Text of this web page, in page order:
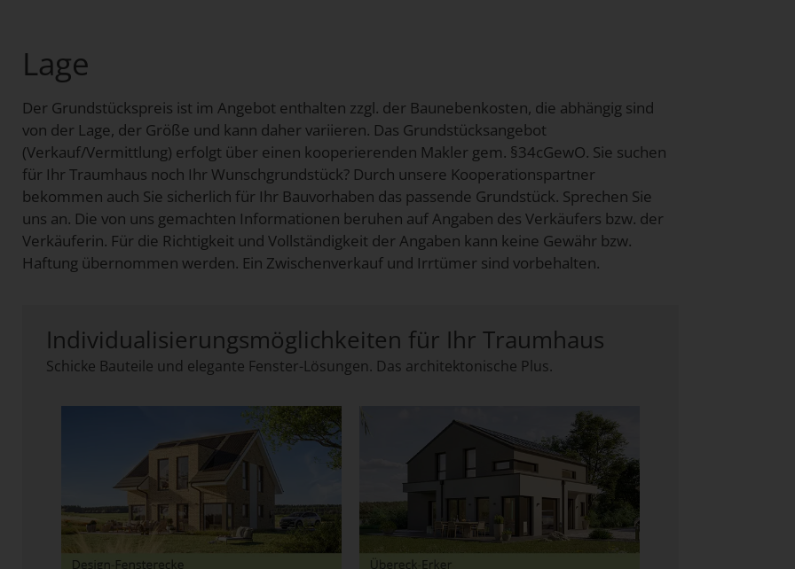
Lage
Der Grundstückspreis ist im Angebot enthalten zzgl. der Baunebenkosten, die abhängig sind
von der Lage, der Größe und kann daher variieren. Das Grundstücksangebot
(Verkauf/Vermittlung) erfolgt über einen kooperierenden Makler gem. §34cGewO. Sie suchen
für Ihr Traumhaus noch Ihr Wunschgrundstück? Durch unsere Kooperationspartner
bekommen auch Sie sicherlich für Ihr Bauvorhaben das passende Grundstück. Sprechen Sie
uns an. Die von uns gemachten Informationen beruhen auf Angaben des Verkäufers bzw. der
Verkäuferin. Für die Richtigkeit und Vollständigkeit der Angaben kann keine Gewähr bzw.
Haftung übernommen werden. Ein Zwischenverkauf und Irrtümer sind vorbehalten.
Individualisierungsmöglichkeiten für Ihr Traumhaus
Schicke Bauteile und elegante Fenster-Lösungen. Das architektonische Plus.